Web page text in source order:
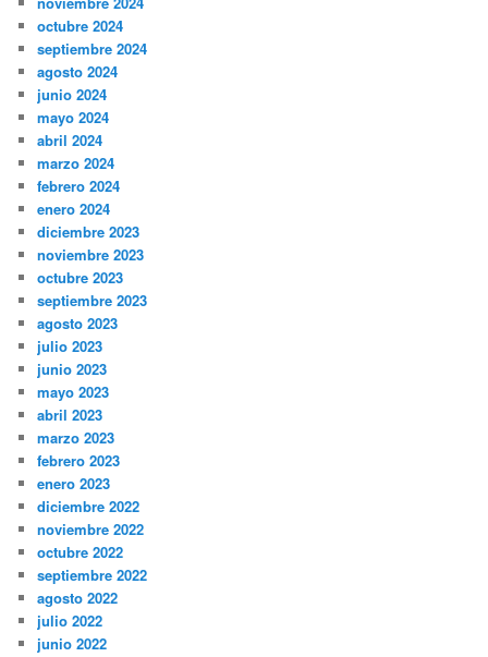
octubre 2024
septiembre 2024
agosto 2024
junio 2024
mayo 2024
abril 2024
marzo 2024
febrero 2024
enero 2024
diciembre 2023
noviembre 2023
octubre 2023
septiembre 2023
agosto 2023
julio 2023
junio 2023
mayo 2023
abril 2023
marzo 2023
febrero 2023
enero 2023
diciembre 2022
noviembre 2022
octubre 2022
septiembre 2022
agosto 2022
julio 2022
junio 2022